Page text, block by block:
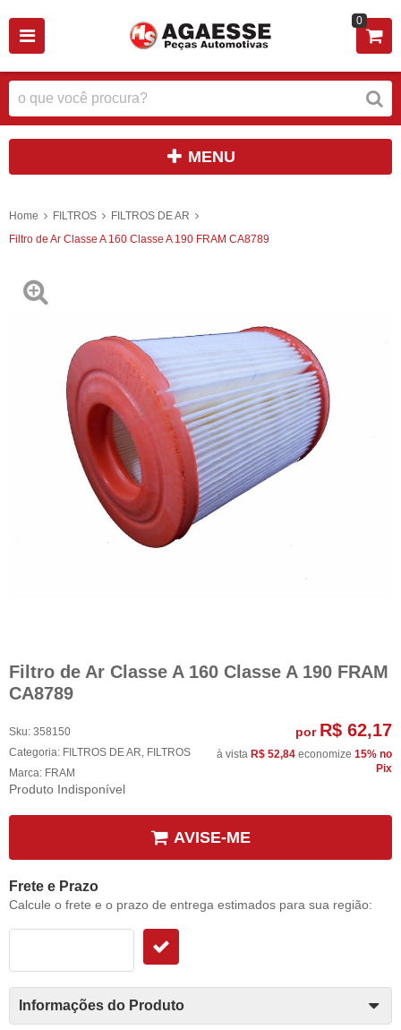
0
MENU
Home FILTROS
FILTROS DE AR
Filtro de Ar Classe A 160 Classe A 190 FRAM CA8789
Filtro de Ar Classe A 160 Classe A 190 FRAM
CA8789
Sku: 358150
Categoria: FILTROS DE AR, FILTROS
Marca: FRAM
Produto Indisponível
por R$ 62,17
à vista R$ 52,84 economize 15% no
Pix
AVISE-ME
Frete e Prazo
Calcule o frete e o prazo de entrega estimados para sua região:
Informações do Produto